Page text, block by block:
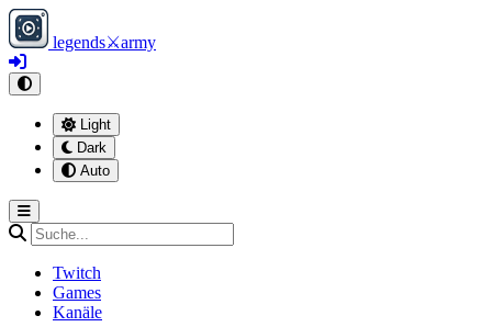
legends⚔army
Light
Dark
Auto
Twitch
Games
Kanäle